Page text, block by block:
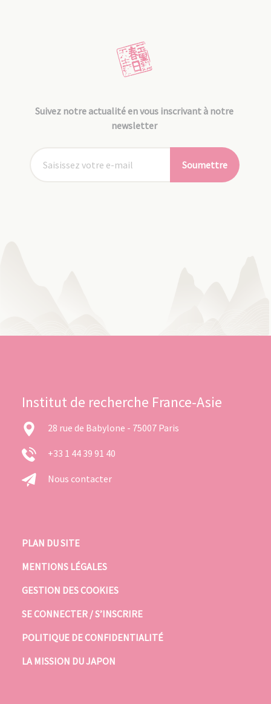
Suivez notre actualité en vous inscrivant à notre
newsletter
Soumettre
Institut de recherche France-Asie
28 rue de Babylone - 75007 Paris
+33 1 44 39 91 40
Nous contacter
PLAN DU SITE
MENTIONS LÉGALES
GESTION DES COOKIES
SE CONNECTER / S’INSCRIRE
POLITIQUE DE CONFIDENTIALITÉ
LA MISSION DU JAPON